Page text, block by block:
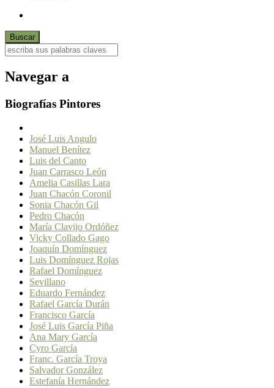
Navegar a
Biografías Pintores
José Luis Angulo
Manuel Benítez
Luis del Canto
Juan Carrasco León
Amelia Casillas Lara
Juan Chacón Coronil
Sonia Chacón Gil
Pedro Chacón
María Clavijo Ordóñez
Vicky Collado Gago
Joaquín Domínguez
Luis Domínguez Rojas
Rafael Domínguez
Sevillano
Eduardo Fernández
Rafael García Durán
Francisco García
José Luis García Piña
Ana Mary García
Cyro García
Franc. García Troya
Salvador González
Estefanía Hernández